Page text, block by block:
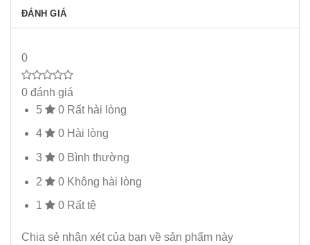
ĐÁNH GIÁ
0
0 đánh giá
5
0 Rất hài lòng
4 0 Hài lòng
3 0 Bình thường
2 0 Không hài lòng
1 0 Rất tệ
Chia sẻ nhận xét của bạn về sản phẩm này